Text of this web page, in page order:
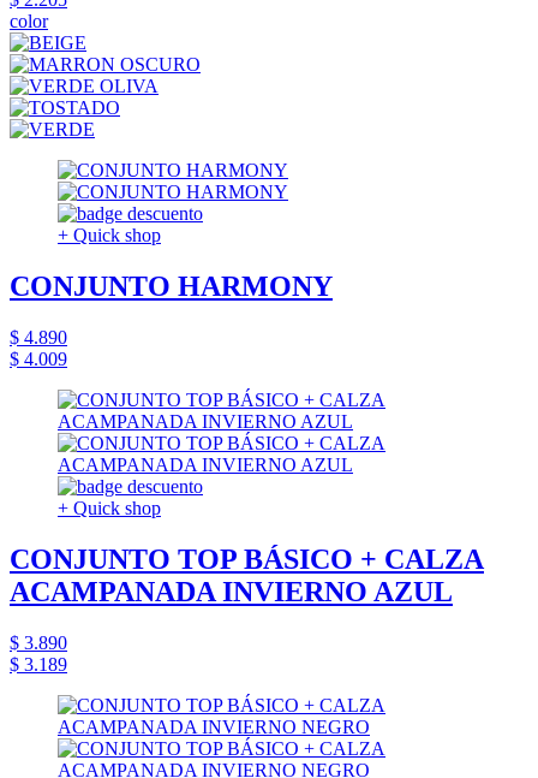
color
+ Quick shop
CONJUNTO HARMONY
$ 4.890
$ 4.009
+ Quick shop
CONJUNTO TOP BÁSICO + CALZA
ACAMPANADA INVIERNO AZUL
$ 3.890
$ 3.189